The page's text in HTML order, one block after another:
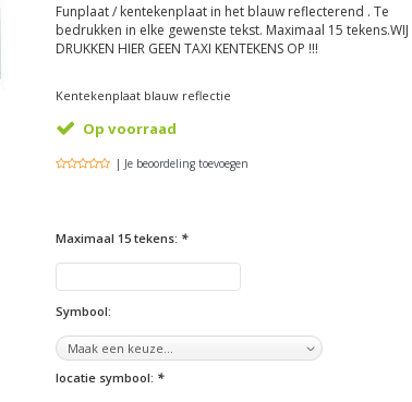
Funplaat / kentekenplaat in het blauw reflecterend . Te
bedrukken in elke gewenste tekst. Maximaal 15 tekens.WIJ
DRUKKEN HIER GEEN TAXI KENTEKENS OP !!!
Kentekenplaat blauw reflectie
Op voorraad
| Je beoordeling toevoegen
Maximaal 15 tekens: *
Symbool:
locatie symbool: *